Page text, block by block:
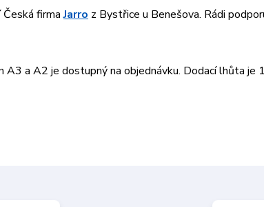
Česká firmaJarro z Bystřice u Benešova. Rádi
a A2 je dostupný na objednávku. Dodací lhůta je